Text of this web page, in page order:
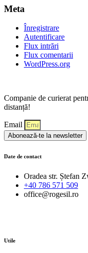
Meta
Înregistrare
Autentificare
Flux intrări
Flux comentarii
WordPress.org
Companie de curierat
distanță!
Email
Abonează-te la newsletter
Date de contact
Oradea str. Ștefan
+40 786 571 509
office@rogesil.ro
Utile